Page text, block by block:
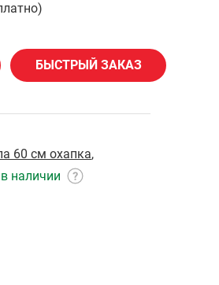
БЫСТРЫЙ ЗАКАЗ
60 см охапка,
наличии